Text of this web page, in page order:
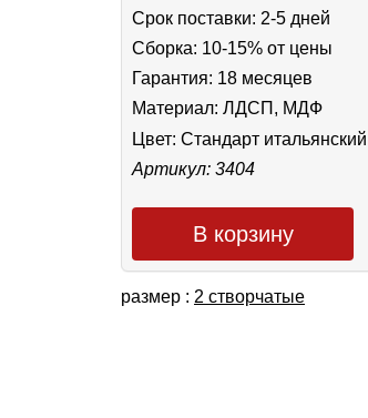
Срок поставки: 2-5 дней
Сборка: 10-15% от цены
Гарантия: 18 месяцев
Материал: ЛДСП, МДФ
Цвет: Стандарт
Артикул: 3404
В корзину
размер : 2 створчатые